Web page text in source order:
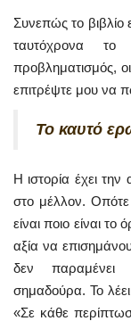
Συνεπώς το βιβλίο
ταυτόχρονα το
προβληματισμός,
επιτρέψτε μου να
Το καυτό
Η ιστορία έχει την
στο μέλλον.
είναι ποιο είναι
αξία να
δεν παραμένει
σημαδούρα. Το λέει
«Σε κάθε